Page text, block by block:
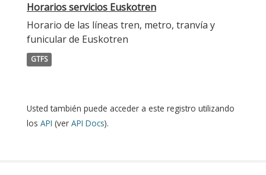
Horarios servicios Euskotren
Horario de las líneas tren, metro, tranvía y
funicular de Euskotren
GTFS
Usted también puede acceder a este registro utilizando
los API (ver API Docs).